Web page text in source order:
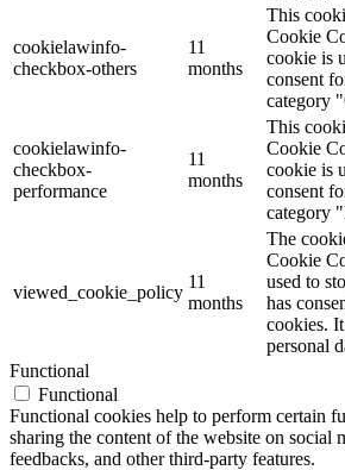
cookielawinfo-
checkbox-others
11
months
This
Cookie
cookie is
consent
category
cookielawinfo-
checkbox-
performance
11
months
This
Cookie
cookie is
consent
category
viewed_cookie_policy
11
months
The
Cookie
used to
has
cookies.
personal
Functional
Functional
Functional cookies help to perform certain
sharing the content of the website on social
feedbacks, and other third-party features.